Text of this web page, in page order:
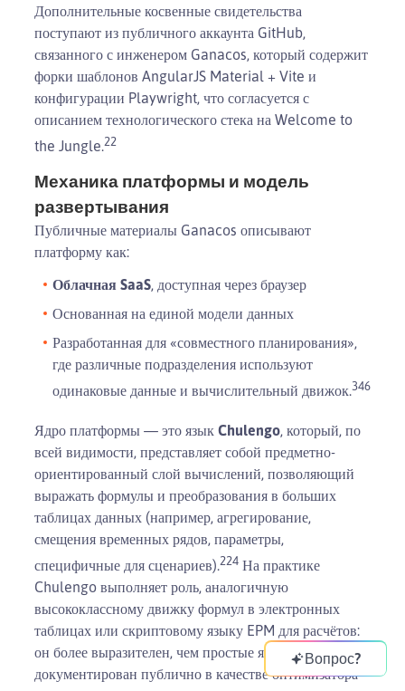
Дополнительные косвенные свидетельства
поступают из публичного аккаунта GitHub,
связанного с инженером Ganacos, который содержит
форки шаблонов AngularJS Material + Vite и
конфигурации Playwright, что согласуется с
описанием технологического стека на Welcome to
the Jungle.22
Механика платформы и модель
развертывания
Публичные материалы Ganacos описывают
платформу как:
Облачная SaaS, доступная через браузер
Основанная на единой модели данных
Разработанная для «совместного планирования»,
где различные подразделения используют
одинаковые данные и вычислительный движок.346
Ядро платформы — это язык Chulengo, который, по
всей видимости, представляет собой предметно-
ориентированный слой вычислений, позволяющий
выражать формулы и преобразования в больших
таблицах данных (например, агрегирование,
смещения временных рядов, параметры,
специфичные для сценариев).224 На практике
Chulengo выполняет роль, аналогичную
высококлассному движку формул в электронных
таблицах или скриптовому языку EPM для расчётов:
он более выразителен, чем простые ячейки, но не
документирован публично в качестве оптимизатора
Вопрос?